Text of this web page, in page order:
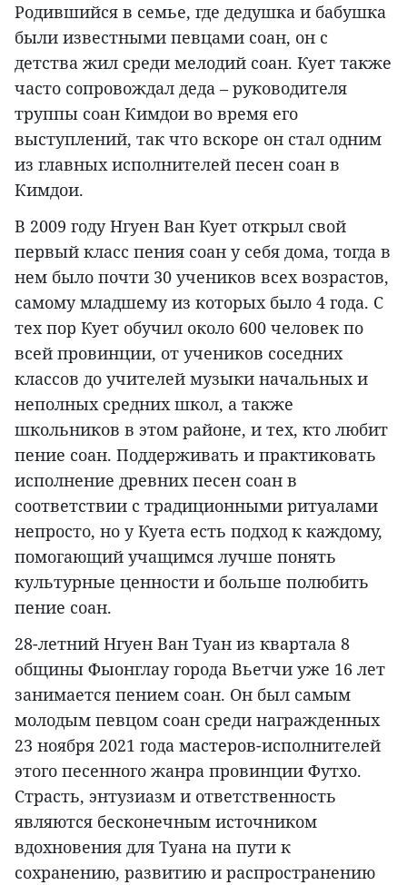
Родившийся в семье, где дедушка и бабушка
были известными певцами соан, он с
детства жил среди мелодий соан. Кует также
часто сопровождал деда – руководителя
труппы соан Кимдои во время его
выступлений, так что вскоре он стал одним
из главных исполнителей песен соан в
Кимдои.
В 2009 году Нгуен Ван Кует открыл свой
первый класс пения соан у себя дома, тогда в
нем было почти 30 учеников всех возрастов,
самому младшему из которых было 4 года. С
тех пор Кует обучил около 600 человек по
всей провинции, от учеников соседних
классов до учителей музыки начальных и
неполных средних школ, а также
школьников в этом районе, и тех, кто любит
пение соан. Поддерживать и практиковать
исполнение древних песен соан в
соответствии с традиционными ритуалами
непросто, но у Куета есть подход к каждому,
помогающий учащимся лучше понять
культурные ценности и больше полюбить
пение соан.
28-летний Нгуен Ван Туан из квартала 8
общины Фыонглау города Вьетчи уже 16 лет
занимается пением соан. Он был самым
молодым певцом соан среди награжденных
23 ноября 2021 года мастеров-исполнителей
этого песенного жанра провинции Футхо.
Страсть, энтузиазм и ответственность
являются бесконечным источником
вдохновения для Туана на пути к
сохранению, развитию и распространению